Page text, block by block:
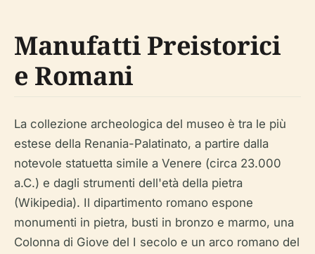
Manufatti Preistorici
e Romani
La collezione archeologica del museo è tra le più
estese della Renania-Palatinato, a partire dalla
notevole statuetta simile a Venere (circa 23.000
a.C.) e dagli strumenti dell'età della pietra
(Wikipedia). Il dipartimento romano espone
monumenti in pietra, busti in bronzo e marmo, una
Colonna di Giove del I secolo e un arco romano del